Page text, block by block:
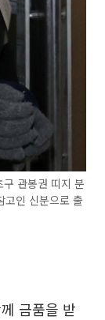
관봉권 띠지 분
고인 신분으로 출
금품을 받